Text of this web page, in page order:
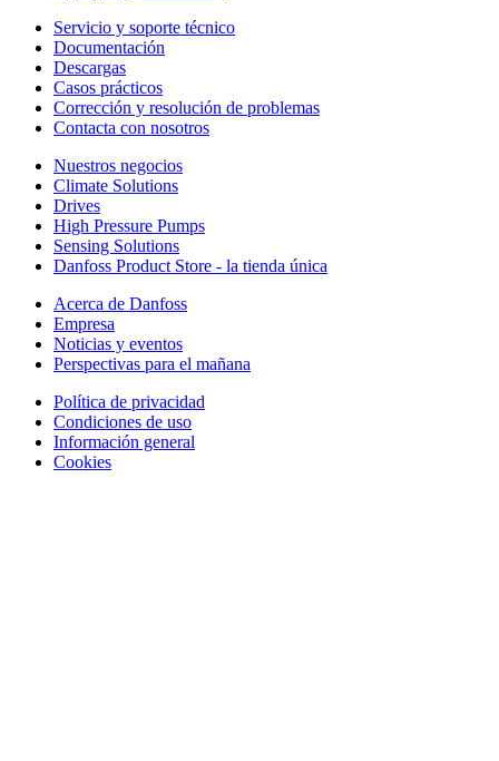
Servicio y soporte técnico
Documentación
Descargas
Casos prácticos
Corrección y resolución de problemas
Contacta con nosotros
Nuestros negocios
Climate Solutions
Drives
High Pressure Pumps
Sensing Solutions
Danfoss Product Store - la tienda única
Acerca de Danfoss
Empresa
Noticias y eventos
Perspectivas para el mañana
Política de privacidad
Condiciones de uso
Información general
Cookies